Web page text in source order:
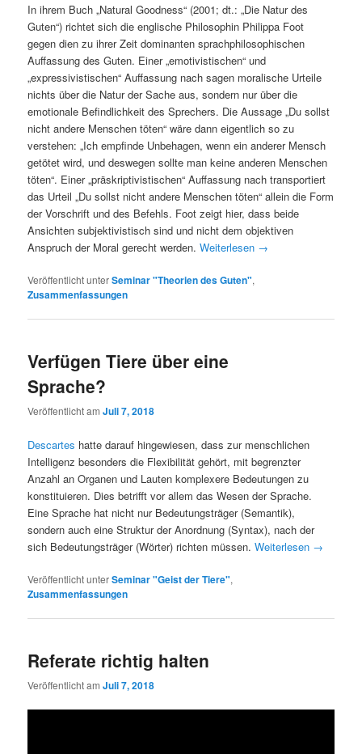
In ihrem Buch „Natural Goodness“ (2001; dt.: „Die Natur des
Guten“) richtet sich die englische Philosophin Philippa Foot
gegen dien zu ihrer Zeit dominanten sprachphilosophischen
Auffassung des Guten. Einer „emotivistischen“ und
„expressivistischen“ Auffassung nach sagen moralische Urteile
nichts über die Natur der Sache aus, sondern nur über die
emotionale Befindlichkeit des Sprechers. Die Aussage „Du sollst
nicht andere Menschen töten“ wäre dann eigentlich so zu
verstehen: „Ich empfinde Unbehagen, wenn ein anderer Mensch
getötet wird, und deswegen sollte man keine anderen Menschen
töten“. Einer „präskriptivistischen“ Auffassung nach transportiert
das Urteil „Du sollst nicht andere Menschen töten“ allein die Form
der Vorschrift und des Befehls. Foot zeigt hier, dass beide
Ansichten subjektivistisch sind und nicht dem objektiven
Anspruch der Moral gerecht werden.Weiterlesen →
Veröffentlicht unterSeminar "Theorien des Guten",
Zusammenfassungen
Verfügen Tiere über eine
Sprache?
Veröffentlicht amJuli 7, 2018
Descartes hatte darauf hingewiesen, dass zur menschlichen
Intelligenz besonders die Flexibilität gehört, mit begrenzter
Anzahl an Organen und Lauten komplexere Bedeutungen zu
konstituieren. Dies betrifft vor allem das Wesen der Sprache.
Eine Sprache hat nicht nur Bedeutungsträger (Semantik),
sondern auch eine Struktur der Anordnung (Syntax), nach der
sich Bedeutungsträger (Wörter) richten müssen.Weiterlesen →
Veröffentlicht unterSeminar "Geist der Tiere",
Zusammenfassungen
Referate richtig halten
Veröffentlicht amJuli 7, 2018